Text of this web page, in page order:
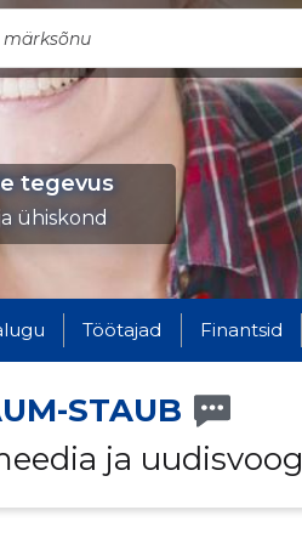
tegevus
ühiskond
Töötajad Finantsid
STAUB
ja uudisvoog